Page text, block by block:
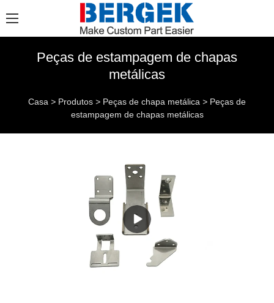
Peças de estampagem de chapas
metálicas
Casa > Produtos > Peças de chapa metálica > Peças de
estampagem de chapas metálicas